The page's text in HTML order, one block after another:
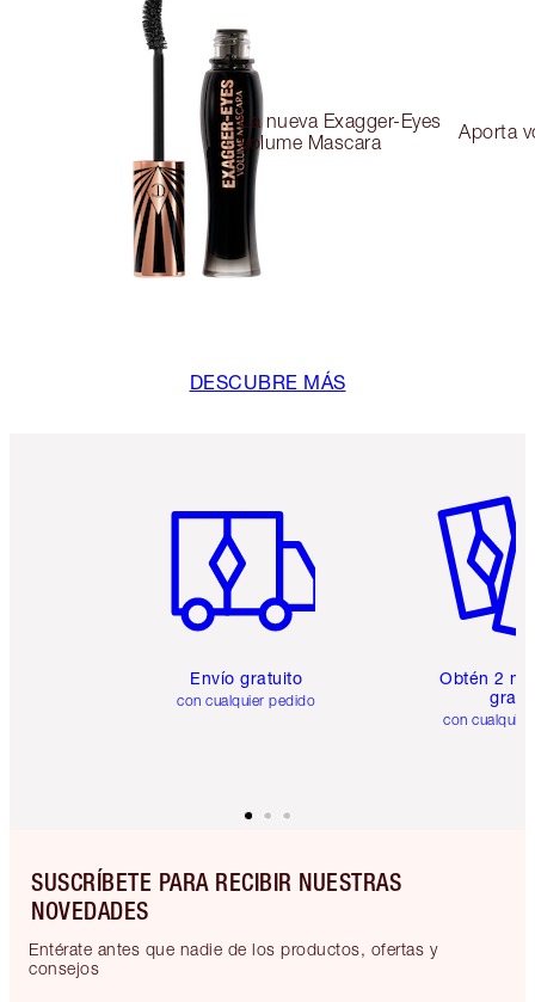
La nueva Exagger-Eyes
Volume Mascara
Aporta
DESCUBRE MÁS
Envío gratuito
con cualquier pedido
Obtén 2
gratis
con
SUSCRÍBETE PARA RECIBIR NUESTRAS
NOVEDADES
Entérate antes que nadie de los productos, ofertas y
consejos